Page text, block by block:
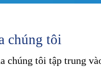
chúng tôi
chúng tôi tập trung